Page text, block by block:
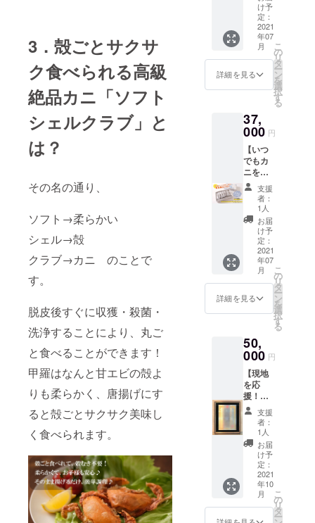
3．殻ごとサクサ
ク食べられる高級
絶品カニ「ソフト
シェルクラブ」と
は？
その名の通り、
ソフト→柔らかい
シェル→殻
クラブ→カニ のことで
す。
脱皮後すぐに収獲・殺菌・
洗浄することにより、丸ご
と食べることができます！
甲羅はなんと甘エビの殻よ
りも柔らかく、唐揚げにす
ると殻ごとサクサク美味し
く食べられます。
り上が
ります♪
リター
ン内
容：ソ
フト
シェル
り×3
/3kg）
ごと食
べられ
るカ
ニ」通
称ソフ
トシェ
ルクラ
ブ3ヶ月
分です
匹)。 好
きなタ
イミン
グで1箱
１kgず
つ発送
しま
す！合
計5箱ま
で♪ 発
送期
限：
2022年
12月12
日 リ
ターン
内容：
×5
/5kg）
け予
定：
2021
年07
月
詳細を見る
こ
の
リ
タ
ー
ン
を
選
択
す
る
37,
000 円
【いつ
でもカ
ニを楽
しめる
コース
♪（中）
】 「殻
ごと食
べられ
るカ
ニ」通
称ソフ
トシェ
ルクラ
ブ半年
分です
匹)。 好
きなタ
イミン
グで1箱
１kgず
つ発送
しま
す！合
計10箱
まで♪
発送期
限：
2022年
12月12
日 リ
ターン
支援
者：
1人
お届
け予
定：
2021
年07
月
詳細を見る
こ
の
リ
タ
ー
ン
を
選
択
す
る
50,
000 円
【現地
を応
援！社
会貢献
コー
ス】 ソ
フト
シェル
クラブ
の工場
内に掲
げる盾
（プ
レー
支援
者：
1人
お届
け予
定：
2021
年10
月
こ
の
リ
タ
ー